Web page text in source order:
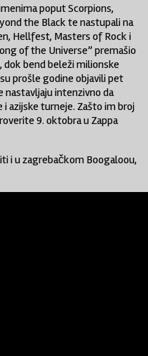
poput Scorpions,
the Black te nastupali na
Hellfest, Masters of Rock i
of the Universe” premašio
dok bend beleži milionske
prošle godine objavili pet
nastavljaju intenzivno da
azijske turneje. Zašto im broj
9. oktobra u Zappa
i u zagrebačkom Boogaloou,